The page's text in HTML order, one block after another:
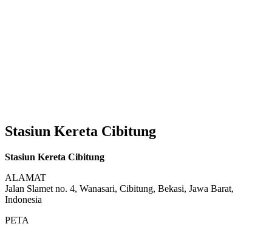
Stasiun Kereta Cibitung
Stasiun Kereta Cibitung
ALAMAT
Jalan Slamet no. 4, Wanasari, Cibitung, Bekasi, Jawa Barat,
Indonesia
PETA